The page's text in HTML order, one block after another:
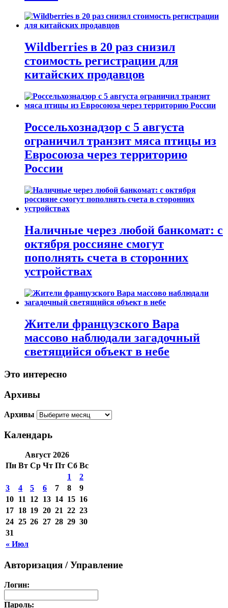
Wildberries в 20 раз снизил
стоимость регистрации для
китайских продавцов
Россельхознадзор с 5 августа
ограничил транзит мяса птицы из
Евросоюза через территорию
России
Наличные через любой банкомат: с
октября россияне смогут
пополнять счета в сторонних
устройствах
Жители французского Вара
массово наблюдали загадочный
светящийся объект в небе
Это интересно
Архивы
Архивы
Календарь
Август 2026
Пн Вт Ср Чт Пт Сб Вс
« Июл
1
2
3
4 5 6 7 8
9
10 11 12 13 14 15 16
17 18 19 20 21 22 23
24 25 26 27 28 29 30
31
Авторизация / Управление
Логин:
Пароль: